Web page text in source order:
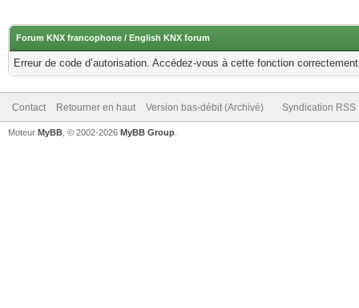
Forum KNX francophone / English KNX forum
Erreur de code d’autorisation. Accédez-vous à cette fonction
Contact Retourner en haut Version bas-débit (Archivé) Syndication RSS
Moteur MyBB , © 2002-2026 MyBB Group